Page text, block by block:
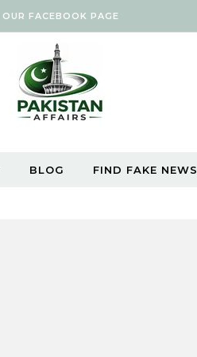
OUR FACEBOOK PAGE
BLOG FIND FAKE NEWS